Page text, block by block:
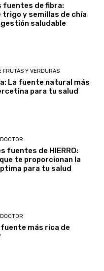
fuentes de fibra:
trigo y semillas de chía
saludable
FRUTAS Y VERDURAS
La fuente natural más
para tu salud
fuentes de HIERRO:
te proporcionan la
para tu salud
fuente más rica de